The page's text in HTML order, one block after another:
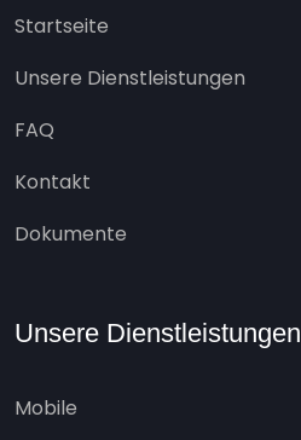
Startseite
Unsere Dienstleistungen
FAQ
Kontakt
Dokumente
Unsere Dienstleistungen
Mobile